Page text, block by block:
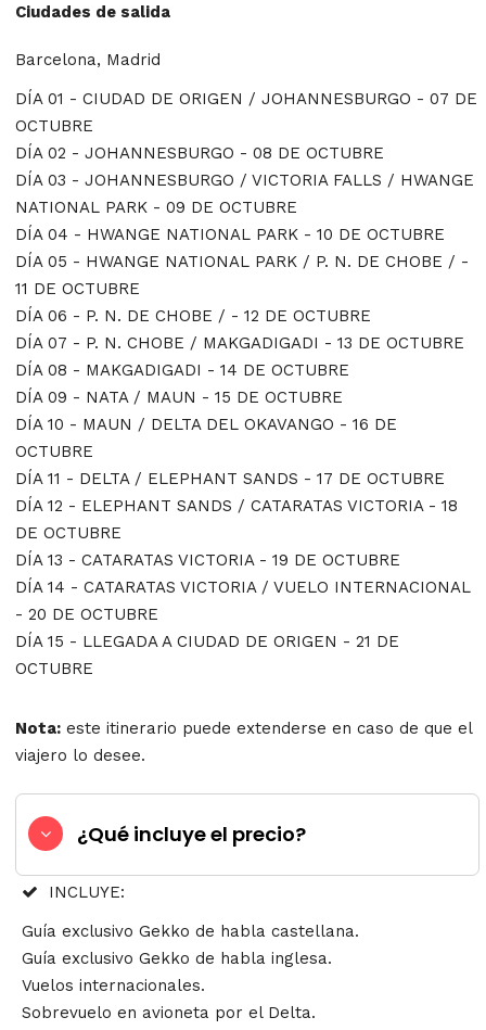
Ciudades de salida
Barcelona, Madrid
DÍA 01 - CIUDAD DE ORIGEN / JOHANNESBURGO - 07 DE
OCTUBRE
DÍA 02 - JOHANNESBURGO - 08 DE OCTUBRE
DÍA 03 - JOHANNESBURGO / VICTORIA FALLS / HWANGE
NATIONAL PARK - 09 DE OCTUBRE
DÍA 04 - HWANGE NATIONAL PARK - 10 DE OCTUBRE
DÍA 05 - HWANGE NATIONAL PARK / P. N. DE CHOBE / -
11 DE OCTUBRE
DÍA 06 - P. N. DE CHOBE / - 12 DE OCTUBRE
DÍA 07 - P. N. CHOBE / MAKGADIGADI - 13 DE OCTUBRE
DÍA 08 - MAKGADIGADI - 14 DE OCTUBRE
DÍA 09 - NATA / MAUN - 15 DE OCTUBRE
DÍA 10 - MAUN / DELTA DEL OKAVANGO - 16 DE
OCTUBRE
DÍA 11 - DELTA / ELEPHANT SANDS - 17 DE OCTUBRE
DÍA 12 - ELEPHANT SANDS / CATARATAS VICTORIA - 18
DE OCTUBRE
DÍA 13 - CATARATAS VICTORIA - 19 DE OCTUBRE
DÍA 14 - CATARATAS VICTORIA / VUELO INTERNACIONAL
- 20 DE OCTUBRE
DÍA 15 - LLEGADA A CIUDAD DE ORIGEN - 21 DE
OCTUBRE
Nota: este itinerario puede extenderse en caso de que el
viajero lo desee.
¿Qué incluye el precio?
INCLUYE:
Guía exclusivo Gekko de habla castellana.
Guía exclusivo Gekko de habla inglesa.
Vuelos internacionales.
Sobrevuelo en avioneta por el Delta.